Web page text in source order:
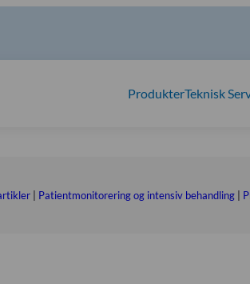
ProdukterTeknisk
Patientmonitorering og intensiv behandling